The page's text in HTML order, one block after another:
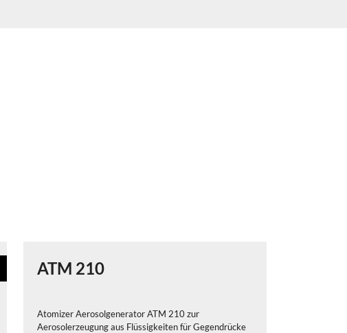
ATM 210
Atomizer Aerosolgenerator ATM 210 zur
Aerosolerzeugung aus Flüssigkeiten für Gegendrücke